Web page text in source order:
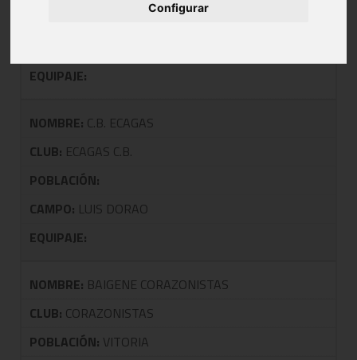
Configurar
EQUIPAJE:
NOMBRE: C.B. ECAGAS
CLUB: ECAGAS C.B.
POBLACIÓN:
CAMPO: LUIS DORAO
EQUIPAJE:
NOMBRE: BAIGENE CORAZONISTAS
CLUB: CORAZONISTAS
POBLACIÓN: VITORIA